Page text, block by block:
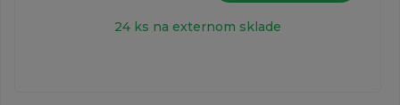
24 ks na externom sklade